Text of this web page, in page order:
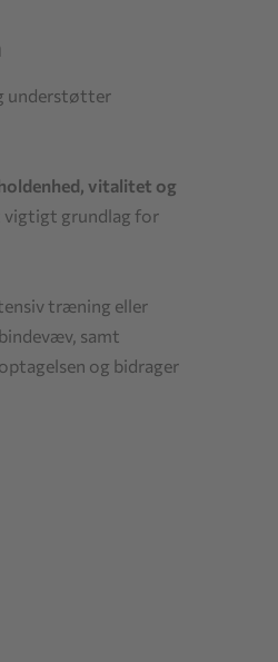
understøtter
vitalitet og
vigtigt grundlag for
træning eller
samt
og bidrager